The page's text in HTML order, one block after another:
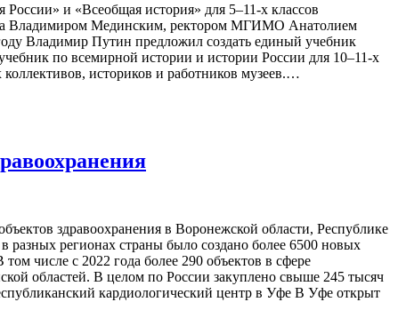
и «Всеобщая история» для 5–11-х классов
Владимиром Мединским, ректором МГИМО Анатолием
Владимир Путин предложил создать единый учебник
по всемирной истории и истории России для 10–11-х
историков и работников музеев.…
здравоохранения в Воронежской области, Республике
разных регионах страны было создано более 6500 новых
числе с 2022 года более 290 объектов в сфере
областей. В целом по России закуплено свыше 245 тысяч
кардиологический центр в Уфе В Уфе открыт